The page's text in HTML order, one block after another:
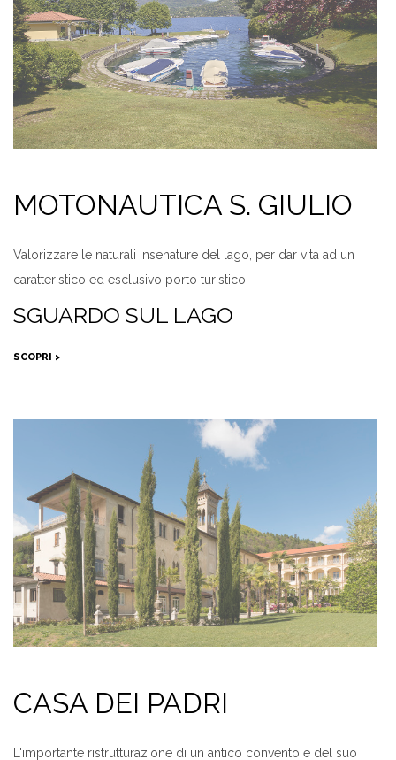
MOTONAUTICA S. GIULIO
Valorizzare le naturali insenature del lago, per dar vita ad un
caratteristico ed esclusivo porto turistico.
SGUARDO SUL LAGO
SCOPRI >
CASA DEI PADRI
L'importante ristrutturazione di un antico convento e del suo